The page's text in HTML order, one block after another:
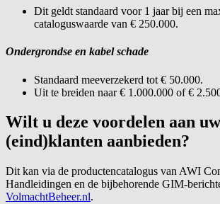
Dit geldt standaard voor 1 jaar bij een
cataloguswaarde van € 250.000.
Ondergrondse en kabel schade
Standaard meeverzekerd tot € 50.000.
Uit te breiden naar € 1.000.000 of €
Wilt u deze voordelen aan uw
(eind)klanten aanbieden?
Dit kan via de productencatalogus van AWI
Handleidingen en de bijbehorende GIM-
VolmachtBeheer.nl.